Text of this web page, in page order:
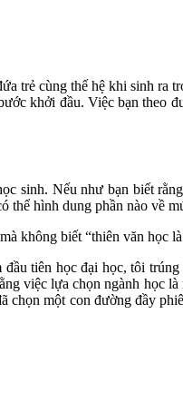
trẻ cùng thế hệ khi sinh ra
khởi đầu. Việc bạn theo
sinh. Nếu như bạn biết
hình dung phần nào về
không biết “thiên văn học
tiên học đại học, tôi
việc lựa chọn ngành học
một con đường đầy